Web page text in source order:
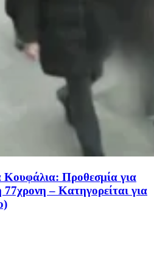
Κουφάλια: Προθεσμία για
– Κατηγορείται για